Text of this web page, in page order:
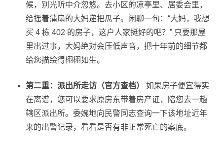
候，别光听中介忽悠。去小区的凉亭里、居委会里，
给摇着蒲扇的大妈递把瓜子。闲聊一句：“大妈，我想
买 4 栋 402 的房子，这户人家挺好的吧？” 只要那屋
里出过事，大妈绝对会压低声音，把十年前的细节都
给您描绘得栩栩如生。
第二重：派出所走访（官方查档）
如果房子便宜得实
在离谱，您可以要求原房东带着房产证，陪您去一趟
辖区派出所。委婉地向民警同志查询一下该地址近年
来的出警记录，看看是否有非正常死亡的案底。